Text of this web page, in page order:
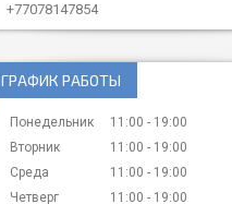
+77078147854
ГРАФИК РАБОТЫ
Понедельник 11:00
19:00
Вторник
11:00
19:00
Среда
11:00
19:00
Четверг
11:00 19:00